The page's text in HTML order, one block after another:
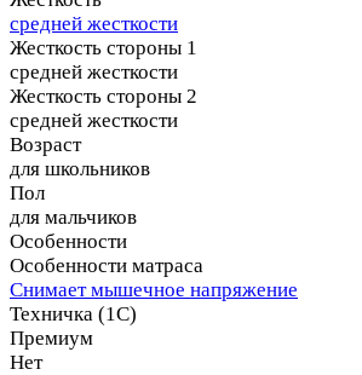
средней жесткости
Жесткость стороны 1
средней жесткости
Жесткость стороны 2
средней жесткости
Возраст
для школьников
Пол
для мальчиков
Особенности
Особенности матраса
Снимает мышечное напряжение
Техничка (1С)
Премиум
Нет